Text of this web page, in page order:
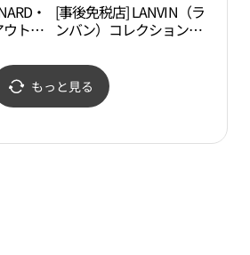
・
トレ
미엄
[事後免税店] LANVIN（ラ
ンバン）コレクション・
ットキンポ（金浦）店
(랑방컬렉션 현대프리미
엄아울렛 김포점)
もっと見る